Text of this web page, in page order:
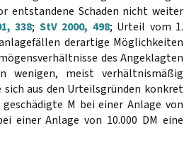
entstandene Schaden nicht weiter
338; StV 2000, 498; Urteil vom 1.
derartige Möglichkeiten
des Angeklagten
meist verhältnismäßig
aus den Urteilsgründen konkret
M bei einer Anlage von
einer Anlage von 10.000 DM eine